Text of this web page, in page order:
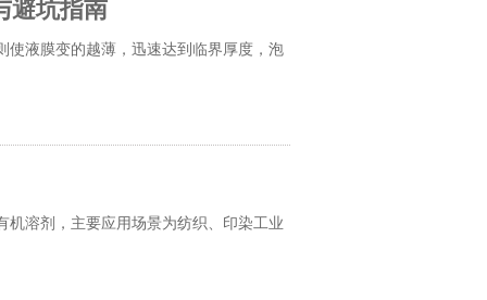
避坑指南
使液膜变的越薄，迅速达到临界厚度，泡
溶剂，主要应用场景为纺织、印染工业